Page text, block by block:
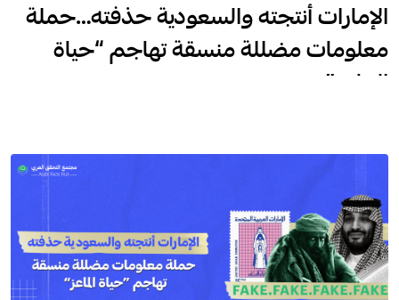
الإمارات أنتجته والسعودية حذفته…حملة
معلومات مضللة منسقة تهاجم “حياة
الماعز”